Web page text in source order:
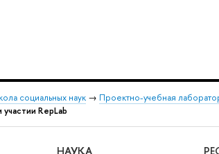
социальных наук → Проектно-учебная
RepLab
НАУКА